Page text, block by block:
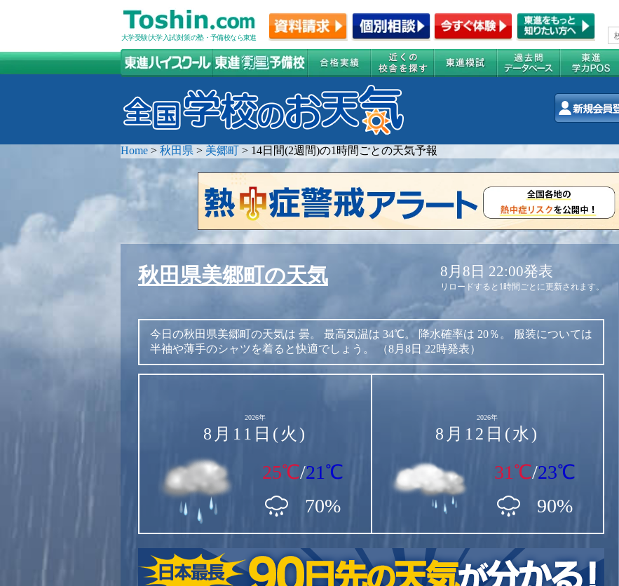
大学受験(大学入試)対策の塾・予備校なら東進
Home > 秋田県 > 美郷町 > 14日間(2週間)の1時間ごとの天気予報
秋田県美郷町の天気 8月8日 22:00発表
リロードすると1時間ごとに更新されます。
今日の秋田県美郷町の天気は 曇。 最高気温は 34℃。 降水確率は 20％。
服装については
半袖や薄手のシャツを着ると快適でしょう。
（8月8日 22時発表）
2026年
8月11日(火)
25℃/21℃
70%
2026年
8月12日(水)
31℃/23℃
90%